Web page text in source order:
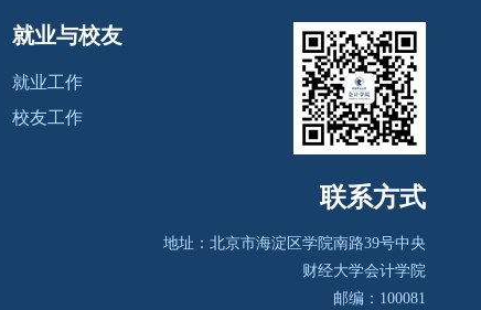
就业与校友
就业工作
校友工作
联系方式
地址：北京市海淀区学院南路39号中央
财经大学会计学院
邮编：100081